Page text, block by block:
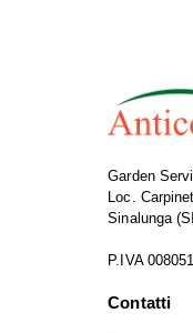
Garden
Loc.
Sinalunga
P.IVA
Contatti